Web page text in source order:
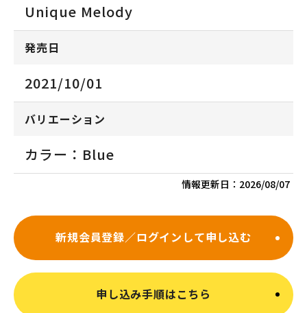
Unique Melody
発売日
2021/10/01
バリエーション
カラー：Blue
情報更新日： 2026/08/07
新規会員登録／ログインして申し込む
申し込み手順はこちら